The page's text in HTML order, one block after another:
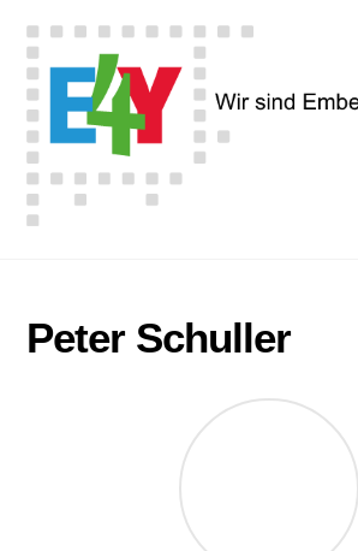
content
Peter Schuller